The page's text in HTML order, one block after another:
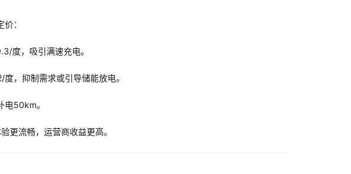
：
度，吸引满速充电。
，抑制需求或引导储能放电。
50km。
更流畅，运营商收益更高。